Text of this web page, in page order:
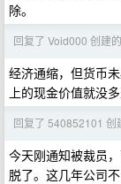
除。
回复了 Void000 创建
经济通缩，但货币
上的现金价值就没多
回复了 540852101 创
今天刚通知被裁员
脱了。这几年公司